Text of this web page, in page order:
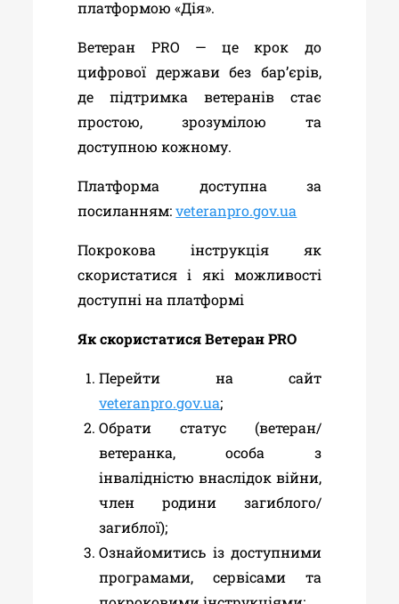
платформою «Дія».
Ветеран PRO — це крок до
цифрової держави без бар’єрів,
де підтримка ветеранів стає
простою, зрозумілою та
доступною кожному.
Платформа доступна за
посиланням:veteranpro.gov.ua
Покрокова інструкція як
скористатися і які можливості
доступні на платформі
Як скористатися Ветеран PRO
Перейти на сайт
veteranpro.gov.ua;
Обрати статус (ветеран/
ветеранка, особа з
інвалідністю внаслідок війни,
член родини загиблого/
загиблої);
Ознайомитись із доступними
програмами, сервісами та